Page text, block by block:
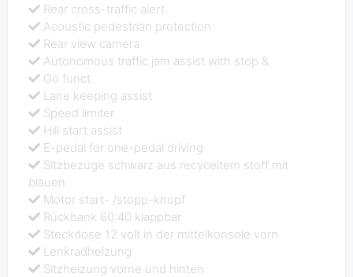
Rear cross-traffic alert
Acoustic pedestrian protection
Rear view camera
Autonomous traffic jam assist with stop &
Go funct
Lane keeping assist
Speed limiter
Hill start assist
E-pedal for one-pedal driving
Sitzbezüge schwarz aus recyceltem stoff mit
blauen
Motor start- /stopp-knopf
Rückbank 60:40 klappbar
Steckdose 12 volt in der mittelkonsole vorn
Lenkradheizung
Sitzheizung vorne und hinten